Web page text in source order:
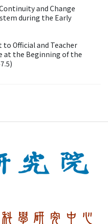
and Change
during the Early
Official and Teacher
at the Beginning of the